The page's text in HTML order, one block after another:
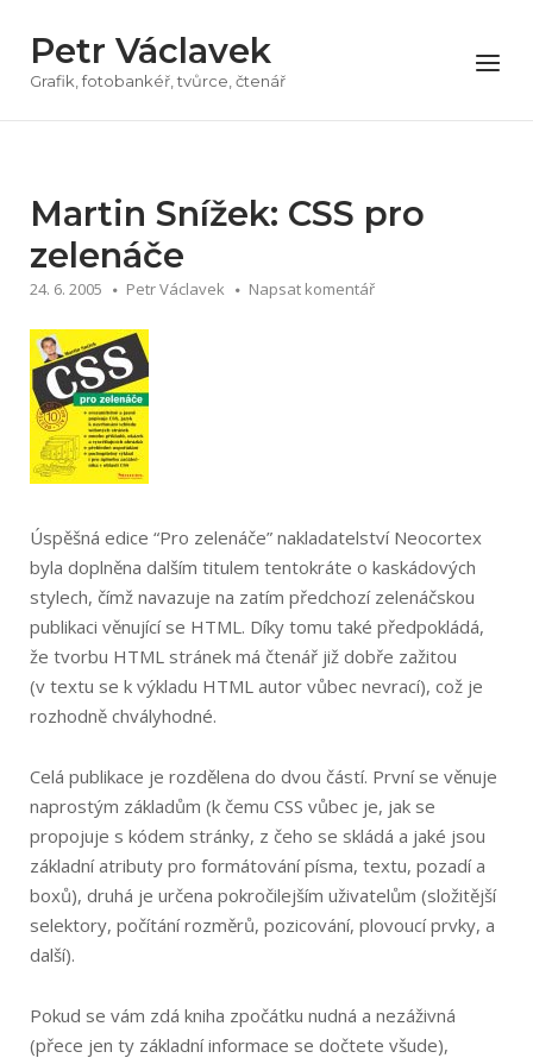
obsah
Petr Václavek
Grafik, fotobankéř, tvůrce, čtenář
Menu
Martin Snížek: CSS pro
zelenáče
24. 6. 2005 Petr Václavek Napsat komentář
Úspěšná edice “Pro zelenáče” nakladatelství Neocortex
byla doplněna dalším titulem tentokráte o kaskádových
stylech, čímž navazuje na zatím předchozí zelenáčskou
publikaci věnující se HTML. Díky tomu také předpokládá,
že tvorbu HTML stránek má čtenář již dobře zažitou
(v textu se k výkladu HTML autor vůbec nevrací), což je
rozhodně chvályhodné.
Celá publikace je rozdělena do dvou částí. První se věnuje
naprostým základům (k čemu CSS vůbec je, jak se
propojuje s kódem stránky, z čeho se skládá a jaké jsou
základní atributy pro formátování písma, textu, pozadí a
boxů), druhá je určena pokročilejším uživatelům (složitější
selektory, počítání rozměrů, pozicování, plovoucí prvky, a
další).
Pokud se vám zdá kniha zpočátku nudná a nezáživná
(přece jen ty základní informace se dočtete všude),